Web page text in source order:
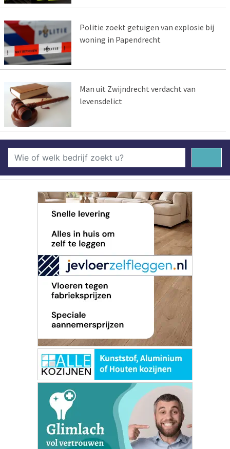
Politie zoekt getuigen van explosie bij
woning in Papendrecht
Man uit Zwijndrecht verdacht van
levensdelict